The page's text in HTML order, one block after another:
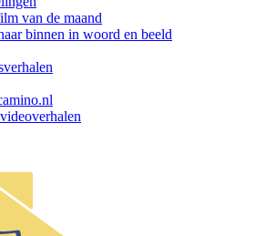
van de maand
binnen in woord en beeld